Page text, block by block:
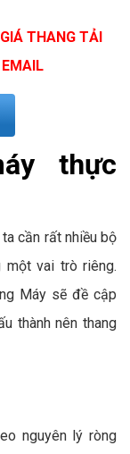
THANG TẢI
thực
cần rất nhiều bộ
vai trò riêng.
Máy sẽ đề cập
thành nên thang
nguyên lý ròng